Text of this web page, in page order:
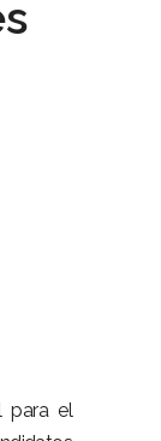
para el